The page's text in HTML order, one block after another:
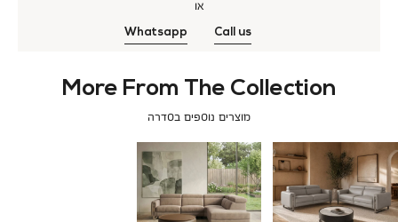
או
Call us
Whatsapp
More From The Collection
מוצרים נוספים בסדרה